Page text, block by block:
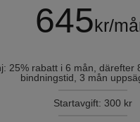
645 kr/
25% rabatt i 6 mån, därefter
bindningstid, 3 mån
Startavgift: 300 kr